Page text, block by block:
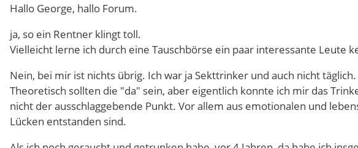
Hallo George, hallo Forum.
ja, so ein Rentner klingt toll.
Vielleicht lerne ich durch eine Tauschbörse ein paar interessante Leute
Nein, bei mir ist nichts übrig. Ich war ja Sekttrinker und auch nicht
Theoretisch sollten die "da" sein, aber eigentlich konnte ich mir das
nicht der ausschlaggebende Punkt. Vor allem aus emotionalen und
Lücken entstanden sind.